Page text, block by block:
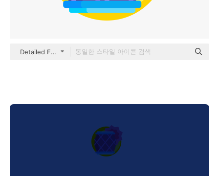
Detailed Flat Circular Flat